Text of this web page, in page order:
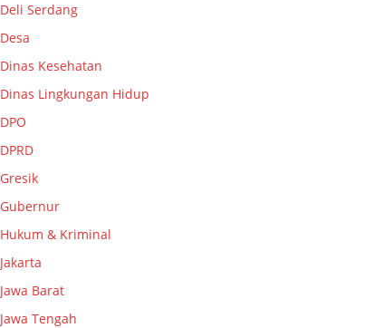
Deli Serdang
Desa
Dinas Kesehatan
Dinas Lingkungan Hidup
DPO
DPRD
Gresik
Gubernur
Hukum & Kriminal
Jakarta
Jawa Barat
Jawa Tengah